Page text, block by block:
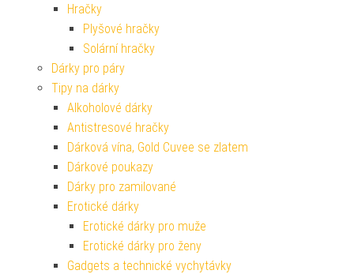
Hračky
Plyšové hračky
Solární hračky
Dárky pro páry
Tipy na dárky
Alkoholové dárky
Antistresové hračky
Dárková vína, Gold Cuvee se zlatem
Dárkové poukazy
Dárky pro zamilované
Erotické dárky
Erotické dárky pro muže
Erotické dárky pro ženy
Gadgets a technické vychytávky